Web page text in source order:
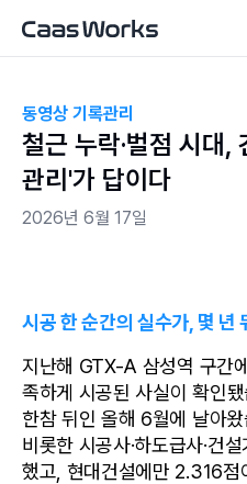
동영상 기록관리
철근 누락·벌점 시대,
관리'가 답이다
2026년 6월 17일
시공 한 순간의 실수가, 몇 년
지난해 GTX-A 삼성역 구간
족하게 시공된 사실이 확인
한참 뒤인 올해 6월에 날아
비롯한 시공사·하도급사·건
했고, 현대건설에만 2.316점